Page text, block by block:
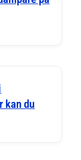
kan du